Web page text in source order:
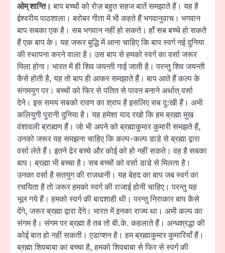
ओम् शान्ति। बाप बच्चों को रोज़ बहुत सहज बातें समझाते हैं। यह है
ईश्वरीय पाठशाला। बरोबर गीता में भी कहते हैं भगवानुवाच। भगवान
बाप सबका एक है। सब भगवान नहीं हो सकते। हाँ सब बच्चे हो सकते
हैं एक बाप के। यह जरूर बुद्धि में आना चाहिए कि बाप स्वर्ग नई दुनिया
की स्थापना करने वाला है। उस बाप से हमको स्वर्ग का वर्सा जरूर
मिला होगा। भारत में ही शिव जयन्ती गाई जाती है। परन्तु शिव जयन्ती
कैसे होती है, यह तो बाप ही आकर समझाते हैं। बाप आते हैं कल्प के
संगमयुग पर। बच्चों को फिर से पतित से पावन बनाने अर्थात् वर्सा
देने। इस समय सबको रावण का श्राप है इसलिए सब दु:खी हैं। अभी
कलियुगी पुरानी दुनिया है। यह हमेशा याद रखो कि हम ब्रह्मा मुख
वंशावली ब्राह्मण हैं। जो भी अपने को ब्रह्माकुमार कुमारी समझते हैं,
उनको जरूर यह समझना चाहिए कि कल्प-कल्प डाडे से ब्रह्मा द्वारा
वर्सा लेते हैं। इतने ढेर बच्चे और कोई को हो नहीं सकते। वह है सबका
बाप। ब्रह्मा भी बच्चा है। सब बच्चों को वर्सा डाडे से मिलता है।
उनका वर्सा है सतयुग की राजधानी। यह बेहद का बाप जब स्वर्ग का
रचयिता है तो जरूर हमको स्वर्ग की राजाई होनी चाहिए। परन्तु यह
भूल गये हैं। हमको स्वर्ग की बादशाही थी। परन्तु निराकार बाप कैसे
देंगे, जरूर ब्रह्मा द्वारा देंगे। भारत में इनका राज्य था। अभी कल्प का
संगम है। संगम पर ब्रह्मा है तब तो बी.के. कहलाते हैं। अन्धश्रद्धा की
कोई बात हो नहीं सकती। एडाप्शन है। हम ब्रह्माकुमार कुमारियाँ हैं।
ब्रह्मा शिवबाबा का बच्चा है, हमको शिवबाबा से फिर से स्वर्ग की